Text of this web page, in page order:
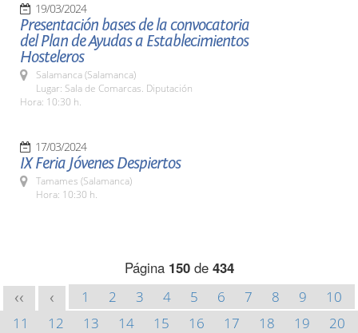
19/03/2024
Presentación bases de la convocatoria
del Plan de Ayudas a Establecimientos
Hosteleros
Salamanca (Salamanca)
Lugar: Sala de Comarcas. Diputación
Hora: 10:30 h.
17/03/2024
IX Feria Jóvenes Despiertos
Tamames (Salamanca)
Hora: 10:30 h.
Página 150de 434
<< < 1 2 3 4 5 6 7 8 9
10
11
12 13 14 15 16 17 18 19
20